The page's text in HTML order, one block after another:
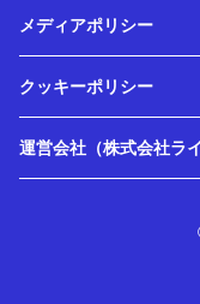
メディアポリシー
クッキーポリシー
運営会社（株式会社ラ